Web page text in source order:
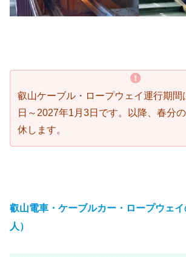
叡山ケーブル・ロープウェイ運行期間
日～2027年1月3日です。以降、春分
休します。
叡山電車・ケーブルカー・ロープウェ
人）